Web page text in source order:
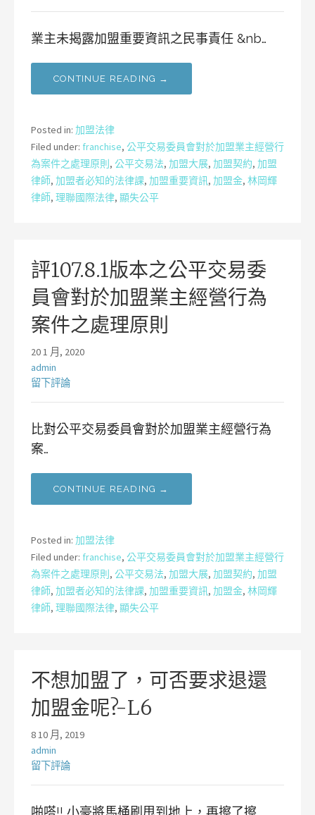
業主未揭露加盟重要資訊之民事責任 &nb…
CONTINUE READING →
Posted in: 加盟法律
Filed under: franchise, 公平交易委員會對於加盟業主經營行
為案件之處理原則, 公平交易法, 加盟大展, 加盟契約, 加盟
律師, 加盟者必知的法律課, 加盟重要資訊, 加盟金, 林岡輝
律師, 理聯國際法律, 顯失公平
評107.8.1版本之公平交易委
員會對於加盟業主經營行為
案件之處理原則
20 1 月, 2020
admin
留下評論
比對公平交易委員會對於加盟業主經營行為
案…
CONTINUE READING →
Posted in: 加盟法律
Filed under: franchise, 公平交易委員會對於加盟業主經營行
為案件之處理原則, 公平交易法, 加盟大展, 加盟契約, 加盟
律師, 加盟者必知的法律課, 加盟重要資訊, 加盟金, 林岡輝
律師, 理聯國際法律, 顯失公平
不想加盟了，可否要求退還
加盟金呢?-L6
8 10 月, 2019
admin
留下評論
啪嗒!! 小豪將馬桶刷甩到地上，再擦了擦…